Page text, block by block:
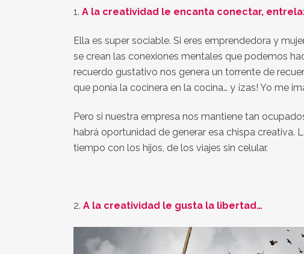
1. A la creatividad le encanta conectar,
Ella es super sociable. Si eres emprendedora y
se crean las conexiones mentales que podemos
recuerdo gustativo nos genera un torrente de
que ponía la cocinera en la cocina… y ¡zas! Yo me
Pero si nuestra empresa nos mantiene tan
habrá oportunidad de generar esa chispa creativa.
tiempo con los hijos, de los viajes sin celular.
2. A la creatividad le gusta la libertad…